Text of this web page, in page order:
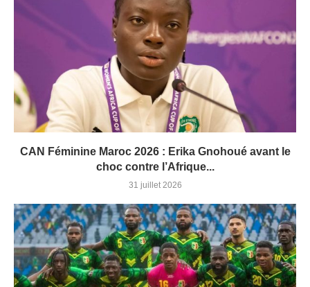
CAN Féminine Maroc 2026 : Erika Gnohoué avant le
choc contre l’Afrique...
31 juillet 2026